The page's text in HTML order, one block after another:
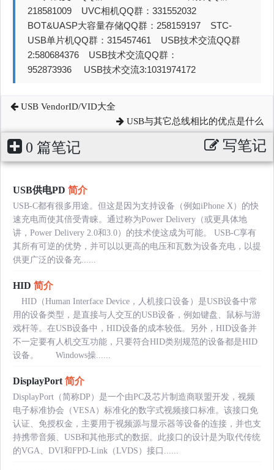
218581009 UVC相机QQ群：331552032
BOT&UASP大容量存储QQ群：258159197 STC-
USB单片机QQ群：315457461 USB技术交流QQ群
2:580684376 USB技术交流QQ群：
952873936 USB技术交流3:1031974172
USB VendorID/VID大全
USB与其它总线相比的优点是什么
0 篇笔记 写笔记
USB供电PD 简介
USB-C都有很多用途。但这是因为支持设备（例如iPhone X）的快
速充电而使其倍受青睐。通过称为Power Delivery（或更具体地
讲，Power Delivery 2.0和3.0）的技术使这成为可能。 USB-C享有
其所有可逆的优势，并可以以更高的电压和瓦数为设备充电，以提
供更广泛的设备充......
HID 简介
HID（Human Interface Device，人机接口设备）是USB设备中常
用的设备类型，是直接与人交互的USB设备，例如键盘、鼠标与游
戏杆等。在USB设备中，HID设备的成本较低。另外，HID设备并
不一定要有人机交互功能，只要符合HID类别规范的设备都是HID
设备。 Windows操......
DisplayPort 简介
DisplayPort（简称DP）是一个由PC及芯片制造商联盟开发，视频
电子标准协会（VESA）标准化的数字式视频接口标准。该接口免
认证、免授权金，主要用于视频源与显示器等设备的连接，并也支
持携带音频、USB和其他形式的数据。此接口的设计是为取代传统
的VGA、DVI和FPD-Link（LVDS）接口......